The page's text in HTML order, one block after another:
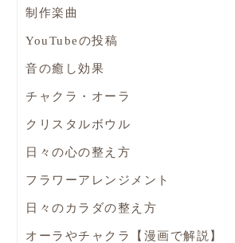
制作楽曲
YouTubeの投稿
音の癒し効果
チャクラ・オーラ
クリスタルボウル
日々の心の整え方
フラワーアレンジメント
日々のカラダの整え方
オーラやチャクラ【漫画で解説】